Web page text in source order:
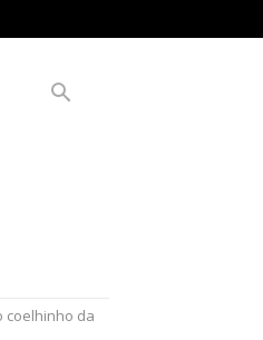
coelhinho da